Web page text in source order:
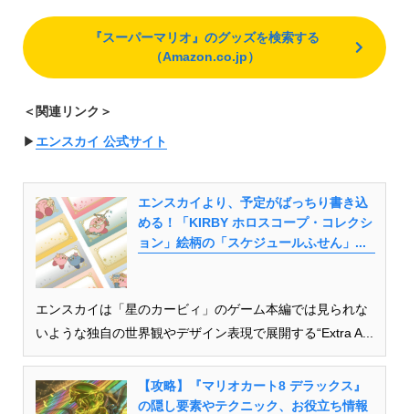
『スーパーマリオ』のグッズを検索する
（Amazon.co.jp）
＜関連リンク＞
▶︎ エンスカイ 公式サイト
エンスカイより、予定がばっちり書き込
める！「KIRBY ホロスコープ・コレクシ
ョン」絵柄の「スケジュールふせん」...
エンスカイは「星のカービィ」のゲーム本編では見られな
いような独自の世界観やデザイン表現で展開する“Extra A...
【攻略】『マリオカート8 デラックス』
の隠し要素やテクニック、お役立ち情報